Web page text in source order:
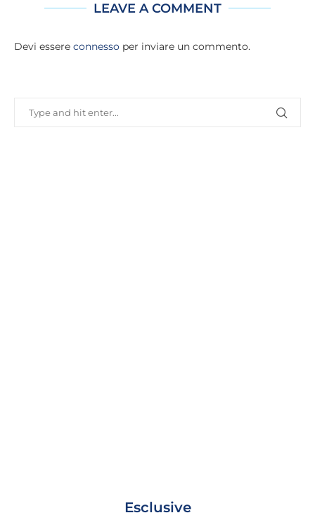
LEAVE A COMMENT
Devi essere connesso per inviare un commento.
Esclusive